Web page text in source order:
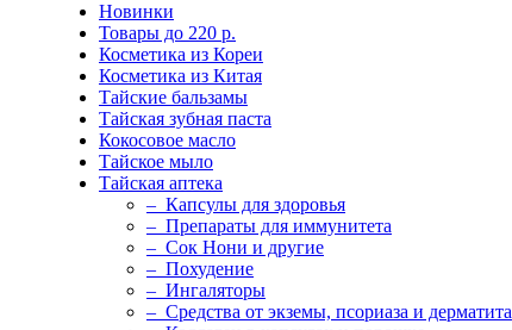
Новинки
Товары до 220 р.
Косметика из Кореи
Косметика из Китая
Тайские бальзамы
Тайская зубная паста
Кокосовое масло
Тайское мыло
Тайская аптека
– Капсулы для здоровья
– Препараты для иммунитета
– Сок Нони и другие
– Похудение
– Ингаляторы
– Средства от экземы, псориаза и дерматита